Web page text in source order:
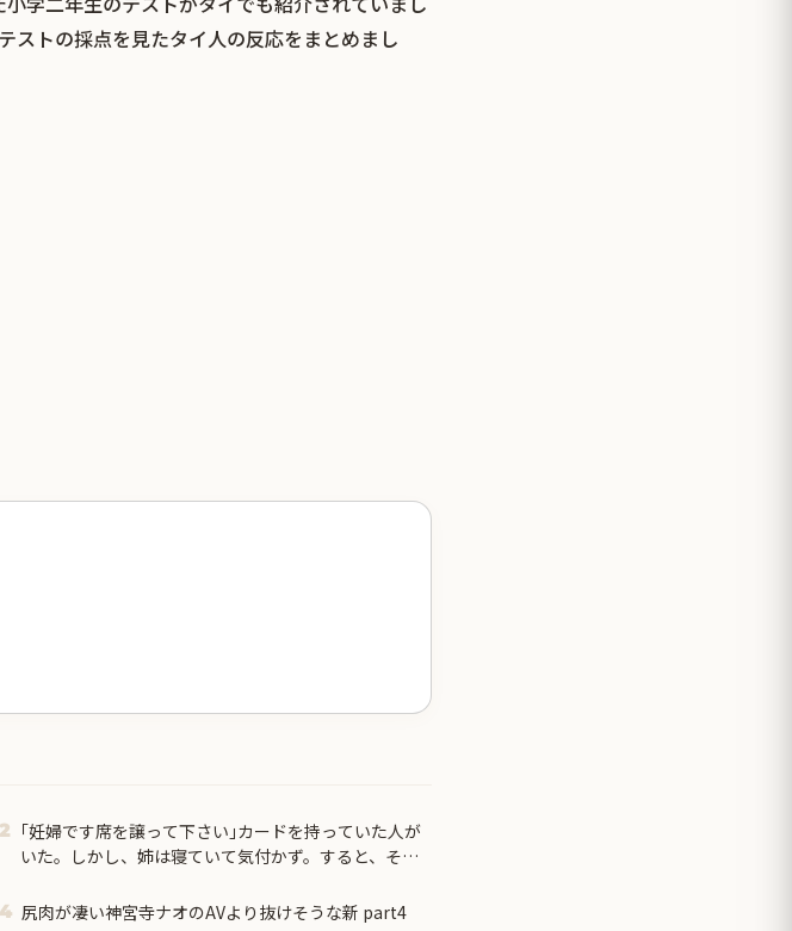
ストの採点を見たタイ人の反応をまとめまし
｢妊婦です席を譲って下さい｣カードを持っていた人が
いた。しかし、姉は寝ていて気付かず。すると、その
もない事態に…
尻肉が凄い神宮寺ナオのAVより抜けそうな新 part4